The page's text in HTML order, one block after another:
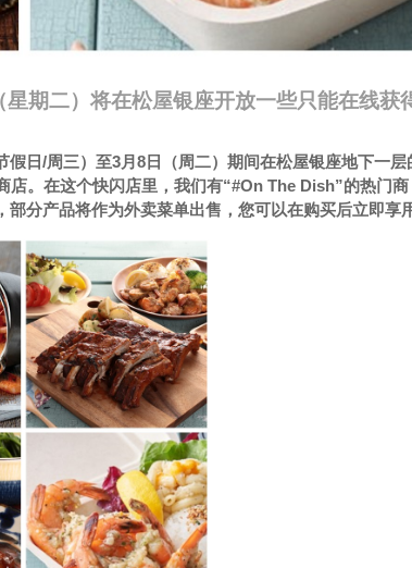
期二）将在松屋银座开放一些只能在线获
日/周三）至3月8日（周二）期间在松屋银座地下一层
。在这个快闪店里，我们有“#On The Dish”的热门商
分产品将作为外卖菜单出售，您可以在购买后立即享用